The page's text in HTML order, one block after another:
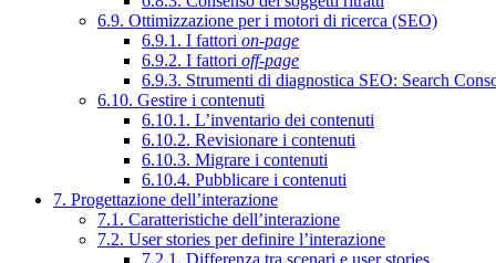
6.9. Ottimizzazione per i motori di ricerca (SEO)
6.9.1. I fattori on-page
6.9.2. I fattori off-page
6.9.3. Strumenti di diagnostica SEO: Search
6.10. Gestire i contenuti
6.10.1. L’inventario dei contenuti
6.10.2. Revisionare i contenuti
6.10.3. Migrare i contenuti
6.10.4. Pubblicare i contenuti
7. Progettazione dell’interazione
7.1. Caratteristiche dell’interazione
7.2. User stories per definire l’interazione
7.2.1. Differenza tra scenari e user stories